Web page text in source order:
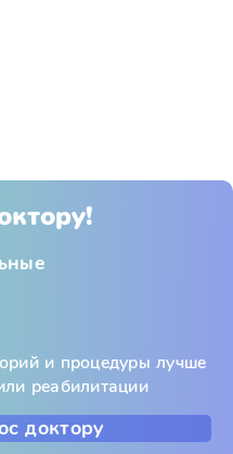
и процедуры лучше
реабилитации
доктору